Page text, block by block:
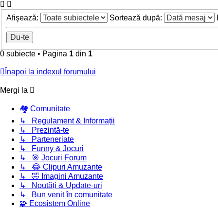
Afişează: Sortează după:
0 subiecte • Pagina 1 din 1
Înapoi la indexul forumului
Mergi la
🏘️ Comunitate
↳ Regulament & Informații
↳ Prezintă-te
↳ Parteneriate
↳ Funny & Jocuri
↳ 🎯 Jocuri Forum
↳ 😂 Clipuri Amuzante
↳ 🤣 Imagini Amuzante
↳ Noutăți & Update-uri
↳ Bun venit în comunitate
🧩 Ecosistem Online